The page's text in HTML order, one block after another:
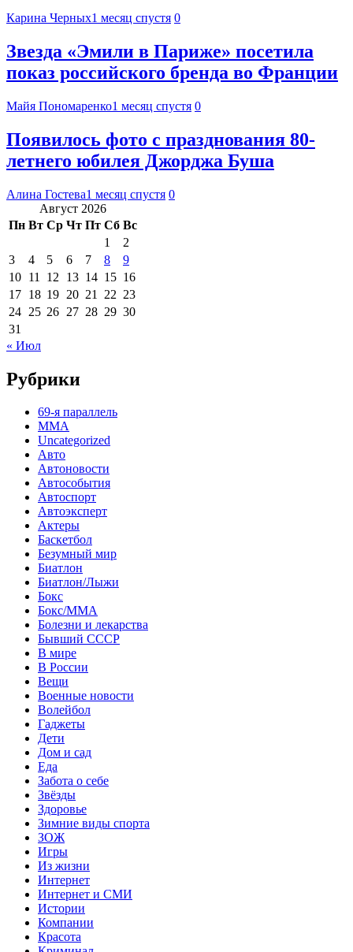
Карина Черных1 месяц спустя 0
Звезда «Эмили в Париже» посетила
показ российского бренда во Франции
Майя Пономаренко1 месяц спустя 0
Появилось фото с празднования 80-
летнего юбилея Джорджа Буша
Алина Гостева1 месяц спустя 0
Август 2026
Пн Вт Ср Чт Пт Сб Вс
1
2
3
4 5 6 7 8
9
10 11 12 13 14 15 16
17 18 19 20 21 22 23
24 25 26 27 28 29 30
31
« Июл
Рубрики
69-я параллель
MMA
Uncategorized
Авто
Автоновости
Автособытия
Автоспорт
Автоэксперт
Актеры
Баскетбол
Безумный мир
Биатлон
Биатлон/Лыжи
Бокс
Бокс/MMA
Болезни и лекарства
Бывший СССР
В мире
В России
Вещи
Военные новости
Волейбол
Гаджеты
Дети
Дом и сад
Еда
Забота о себе
Звёзды
Здоровье
Зимние виды спорта
ЗОЖ
Игры
Из жизни
Интернет
Интернет и СМИ
Истории
Компании
Красота